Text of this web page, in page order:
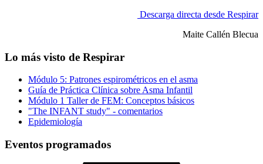
Descarga directa desde Respirar
Maite Callén Blecua
Lo más visto de Respirar
Módulo 5: Patrones espirométricos en el asma
Guía de Práctica Clínica sobre Asma Infantil
Módulo 1 Taller de FEM: Conceptos básicos
"The INFANT study" - comentarios
Epidemiología
Eventos programados